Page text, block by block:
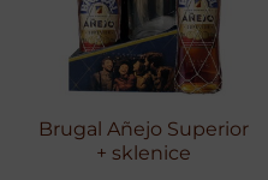
Brugal Añejo Superior
+ sklenice